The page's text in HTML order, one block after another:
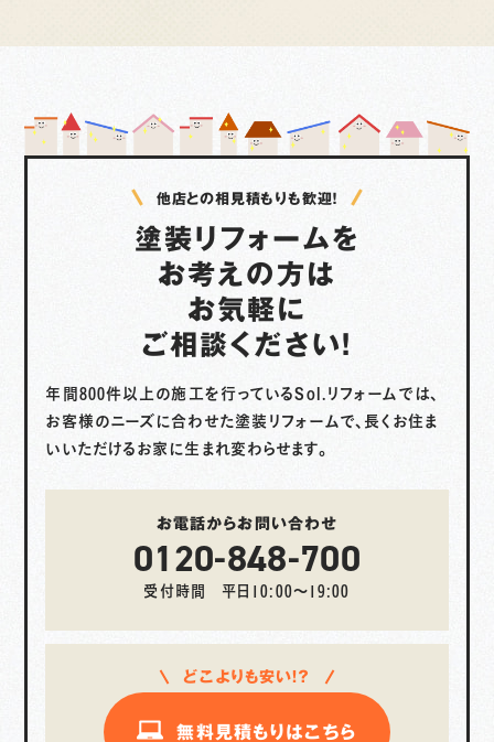
他店との相見積もりも歓迎！
塗装リフォームを
お考えの方は
お気軽に
ご相談ください！
年間800件以上の施工を行っているSol.リフォームでは、
お客様のニーズに合わせた塗装リフォームで、 長くお住ま
いいただけるお家に生まれ変わらせます。
お電話からお問い合わせ
0120-848-700
受付時間 平日10:00〜19:00
どこよりも安い！？
無料見積もりはこちら